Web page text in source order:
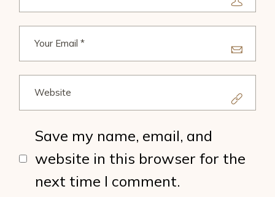
Save my name, email, and
website in this browser for the
next time I comment.